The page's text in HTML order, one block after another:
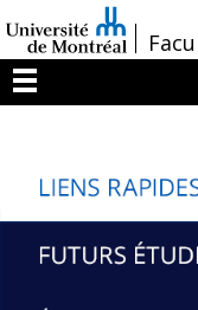
au
contenu
/
Menu